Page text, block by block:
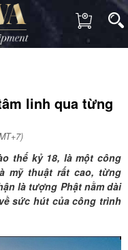
linh qua từng
thế kỷ 18, là một công
mỹ thuật rất cao, từng
là tượng Phật nằm dài
sức hút của công trình